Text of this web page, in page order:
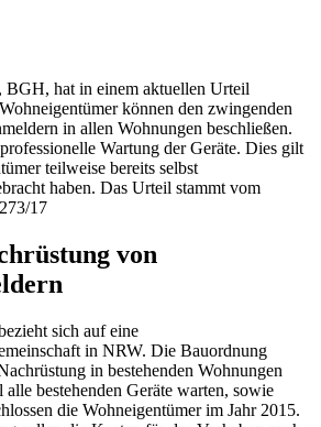
BGH, hat in einem aktuellen Urteil
können den zwingenden
in allen Wohnungen beschließen.
Wartung der Geräte. Dies gilt
teilweise bereits selbst
haben. Das Urteil stammt vom
17
von
sich auf eine
in NRW. Die Bauordnung
in bestehenden Wohnungen
bestehenden Geräte warten, sowie
die Wohneigentümer im Jahr 2015.